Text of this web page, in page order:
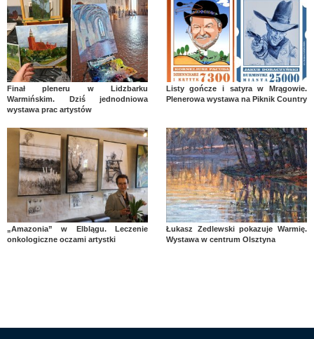
Finał pleneru w Lidzbarku
Warmińskim. Dziś jednodniowa
wystawa prac artystów
Listy gończe i satyra w Mrągowie.
Plenerowa wystawa na Piknik Country
„Amazonia” w Elblągu. Leczenie
onkologiczne oczami artystki
Łukasz Zedlewski pokazuje Warmię.
Wystawa w centrum Olsztyna